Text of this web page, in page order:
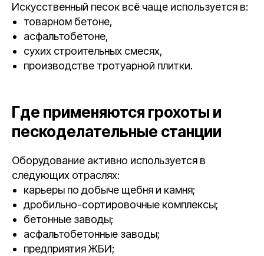
Искусственный песок всё чаще используется в:
товарном бетоне,
асфальтобетоне,
сухих строительных смесях,
производстве тротуарной плитки.
Где применяются грохоты и
пескоделательные станции
Оборудование активно используется в
следующих отраслях:
карьеры по добыче щебня и камня;
дробильно-сортировочные комплексы;
бетонные заводы;
асфальтобетонные заводы;
предприятия ЖБИ;